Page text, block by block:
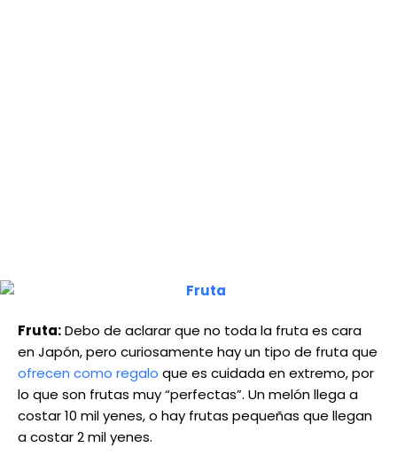
Fruta:Debo de aclarar que no toda la fruta es cara
en Japón, pero curiosamente hay un tipo de fruta que
ofrecen como regalo que es cuidada en extremo, por
lo que son frutas muy “perfectas”. Un melón llega a
costar 10 mil yenes, o hay frutas pequeñas que llegan
a costar 2 mil yenes.